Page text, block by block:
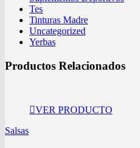
Tes
Tinturas Madre
Uncategorized
Yerbas
Productos Relacionados
VER PRODUCTO
Salsas